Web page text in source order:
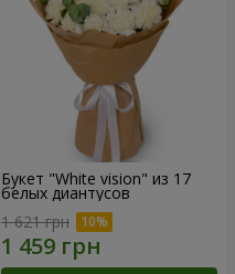
Букет "White vision" из 17
белых диантусов
1 621 грн